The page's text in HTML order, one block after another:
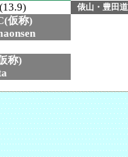
(13.9)
俵山・豊田
仮称)
称)